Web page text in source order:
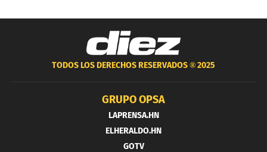
TODOS LOS DERECHOS RESERVADOS ®2025
GRUPO OPSA
LAPRENSA.HN
ELHERALDO.HN
GOTV